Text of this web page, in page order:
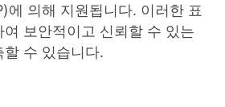
에 의해 지원됩니다. 이러한 표
여 보안적이고 신뢰할 수 있는
할 수 있습니다.